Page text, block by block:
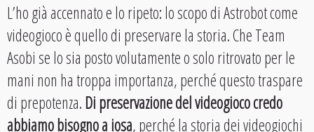
L’ho già accennato e lo ripeto: lo scopo di Astrobot come
videogioco è quello di preservare la storia. Che Team
Asobi se lo sia posto volutamente o solo ritrovato per le
mani non ha troppa importanza, perché questo traspare
di prepotenza.Di preservazione del videogioco credo
abbiamo bisogno a iosa, perché la storia dei videogiochi